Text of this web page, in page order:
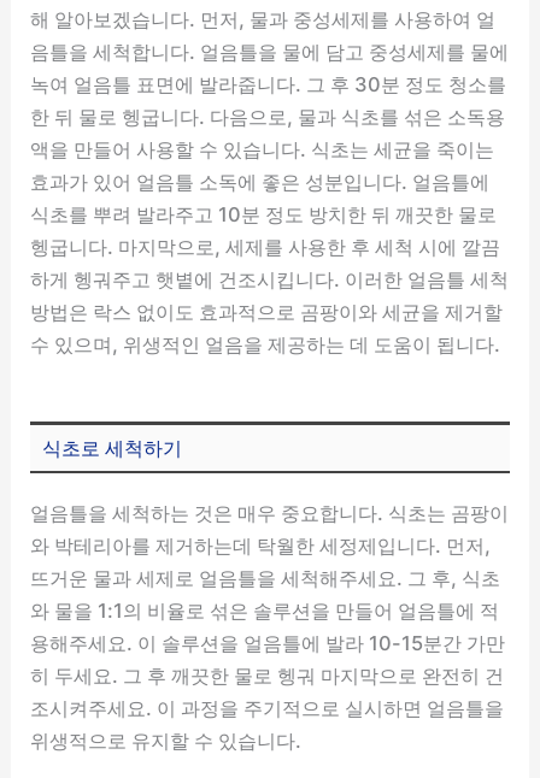
해 알아보겠습니다. 먼저, 물과 중성세제를 사용하여 얼
음틀을 세척합니다. 얼음틀을 물에 담고 중성세제를 물에
녹여 얼음틀 표면에 발라줍니다. 그 후 30분 정도 청소를
한 뒤 물로 헹굽니다. 다음으로, 물과 식초를 섞은 소독용
액을 만들어 사용할 수 있습니다. 식초는 세균을 죽이는
효과가 있어 얼음틀 소독에 좋은 성분입니다. 얼음틀에
식초를 뿌려 발라주고 10분 정도 방치한 뒤 깨끗한 물로
헹굽니다. 마지막으로, 세제를 사용한 후 세척 시에 깔끔
하게 헹궈주고 햇볕에 건조시킵니다. 이러한 얼음틀 세척
방법은 락스 없이도 효과적으로 곰팡이와 세균을 제거할
수 있으며, 위생적인 얼음을 제공하는 데 도움이 됩니다.
식초로 세척하기
얼음틀을 세척하는 것은 매우 중요합니다. 식초는 곰팡이
와 박테리아를 제거하는데 탁월한 세정제입니다. 먼저,
뜨거운 물과 세제로 얼음틀을 세척해주세요. 그 후, 식초
와 물을 1:1의 비율로 섞은 솔루션을 만들어 얼음틀에 적
용해주세요. 이 솔루션을 얼음틀에 발라 10-15분간 가만
히 두세요. 그 후 깨끗한 물로 헹궈 마지막으로 완전히 건
조시켜주세요. 이 과정을 주기적으로 실시하면 얼음틀을
위생적으로 유지할 수 있습니다.